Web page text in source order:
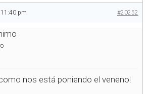
pm #20252
nos está poniendo el veneno!